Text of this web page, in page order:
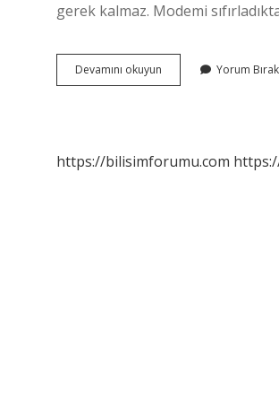
gerek kalmaz. Modemi
Devamını okuyun
Modem
Yorum Bırak
https://bilisimforumu.com